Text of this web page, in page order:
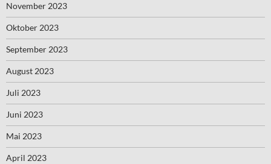
November 2023
Oktober 2023
September 2023
August 2023
Juli 2023
Juni 2023
Mai 2023
April 2023